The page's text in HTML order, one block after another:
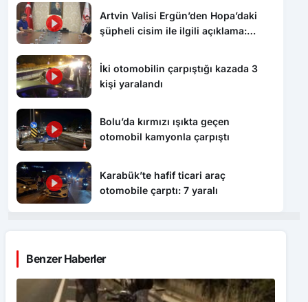
Artvin Valisi Ergün’den Hopa’daki
şüpheli cisim ile ilgili açıklama:
yeniden trafiğe açıldı”
İki otomobilin çarpıştığı kazada 3
kişi yaralandı
Bolu’da kırmızı ışıkta geçen
otomobil kamyonla çarpıştı
Karabük’te hafif ticari araç
otomobile çarptı: 7 yaralı
Benzer Haberler